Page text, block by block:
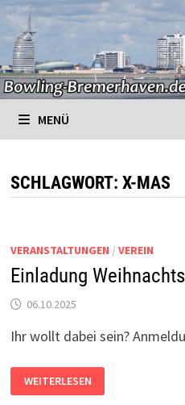
Zurück
zum
Inhalt
MENÜ
SCHLAGWORT: X-MAS
VERANSTALTUNGEN / VEREIN
Einladung
06.10.2025
Ihr wollt dabei sein?
WEIHNACHTSFEIER
2025
WEITERLESEN